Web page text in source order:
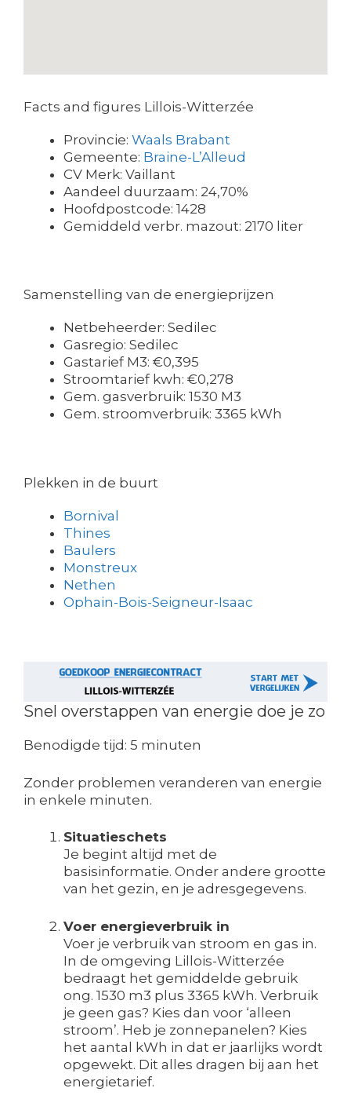
Facts and figures Lillois-Witterzée
Provincie: Waals Brabant
Gemeente: Braine-L’Alleud
CV Merk: Vaillant
Aandeel duurzaam: 24,70%
Hoofdpostcode: 1428
Gemiddeld verbr. mazout: 2170 liter
Samenstelling van de energieprijzen
Netbeheerder: Sedilec
Gasregio: Sedilec
Gastarief M3: €0,395
Stroomtarief kwh: €0,278
Gem. gasverbruik: 1530 M3
Gem. stroomverbruik: 3365 kWh
Plekken in de buurt
Bornival
Thines
Baulers
Monstreux
Nethen
Ophain-Bois-Seigneur-Isaac
Snel overstappen van energie doe je zo
Benodigde tijd: 5 minuten
Zonder problemen veranderen van energie
in enkele minuten.
Situatieschets
Je begint altijd met de
basisinformatie. Onder andere grootte
van het gezin, en je adresgegevens.
Voer energieverbruik in
Voer je verbruik van stroom en gas in.
In de omgeving Lillois-Witterzée
bedraagt het gemiddelde gebruik
ong. 1530 m3 plus 3365 kWh. Verbruik
je geen gas? Kies dan voor ‘alleen
stroom’. Heb je zonnepanelen? Kies
het aantal kWh in dat er jaarlijks wordt
opgewekt. Dit alles dragen bij aan het
energietarief.